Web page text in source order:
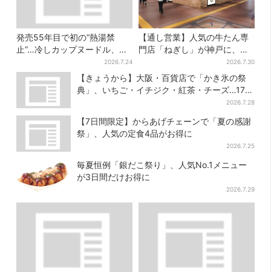
発売55年目で初の“熱湯禁
止”…冷しカップヌードル、公
式に聞いたおいしい作り方を
実践してみた
2026.7.24
【通し営業】人気の牛たん専
門店「ねぎし」が神戸に、
「想像しただけでお腹空
く…」SNSで喜びの声
2026.7.30
【きょうから】大阪・百貨店で「かき氷の祭
典」、いちご・イチジク・紅茶・チーズ…17店
2026.7.28
【7日間限定】からあげチェーンで「夏の感謝
祭」、人気の定食4品がお得に
2026.7.25
毎夏恒例「銀だこ祭り」、人気No.1メニュー
が3日間だけお得に
2026.7.29